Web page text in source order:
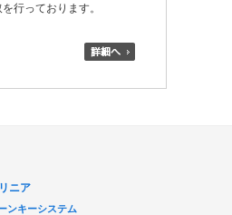
行っております。
ニア
ンキーシステム